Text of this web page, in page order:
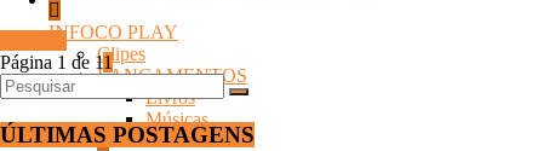
INFOCO PLAY
Clipes
LANÇAMENTOS
Livros
Músicas
Página 1 de 11
ÚLTIMAS POSTAGENS